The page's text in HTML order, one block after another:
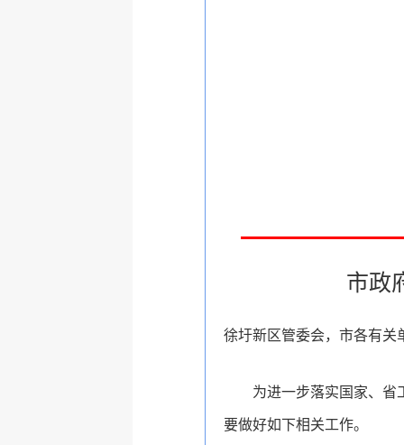
市政
徐圩新区管委会，市各有关
为进一步落实国家、省
要做好如下相关工作。